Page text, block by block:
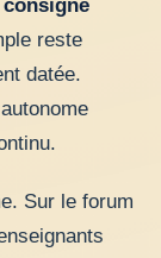
consigne
reste
datée.
Sur le forum